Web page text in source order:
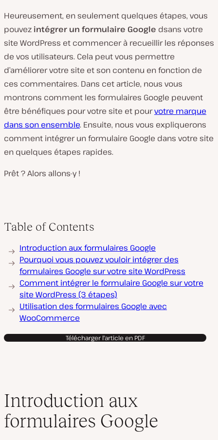
Heureusement, en seulement quelques étapes, vous
pouvez intégrer un formulaire Google dsans votre
site WordPress et commencer à recueillir les réponses
de vos utilisateurs. Cela peut vous permettre
d’améliorer votre site et son contenu en fonction de
ces commentaires. Dans cet article, nous vous
montrons comment les formulaires Google peuvent
être bénéfiques pour votre site et pourvotre marque
dans son ensemble. Ensuite, nous vous expliquerons
comment intégrer un formulaire Google dans votre site
en quelques étapes rapides.
Prêt ? Alors allons-y !
Table of Contents
Introduction aux formulaires Google
Pourquoi vous pouvez vouloir intégrer des
formulaires Google sur votre site WordPress
Comment intégrer le formulaire Google sur votre
site WordPress (3 étapes)
Utilisation des formulaires Google avec
WooCommerce
Télécharger l'article en PDF
Introduction aux
formulaires Google